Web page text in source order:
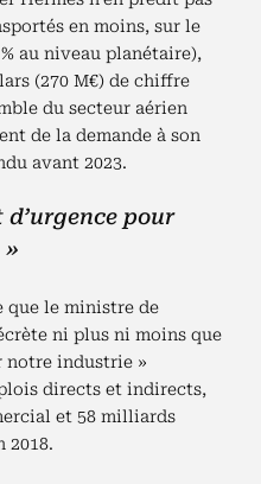
en moins, sur le
au niveau planétaire),
(270 M€) de chiffre
du secteur aérien
de la demande à son
avant 2023.
d’urgence pour
que le ministre de
ni plus ni moins que
notre industrie »
directs et indirects,
et 58 milliards
2018.